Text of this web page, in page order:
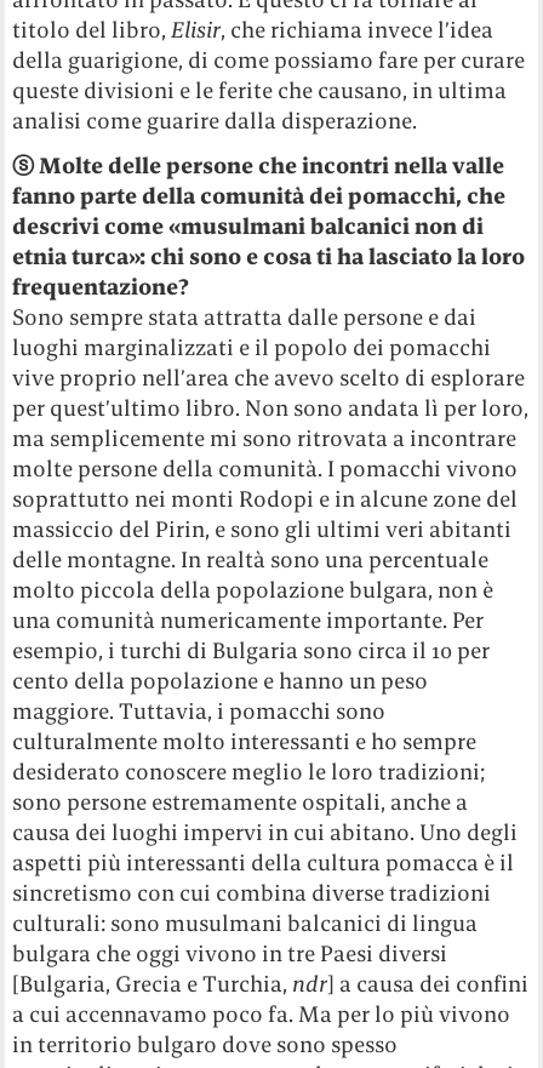
titolo del libro,Elisir, che richiama invece l’idea
della guarigione, di come possiamo fare per curare
queste divisioni e le ferite che causano, in ultima
analisi come guarire dalla disperazione.
ⓢMolte delle persone che incontri nella valle
fanno parte della comunità dei pomacchi, che
descrivi come «musulmani balcanici non di
etnia turca»: chi sono e cosa ti ha lasciato la loro
frequentazione?
Sono sempre stata attratta dalle persone e dai
luoghi marginalizzati e il popolo dei pomacchi
vive proprio nell’area che avevo scelto di esplorare
per quest’ultimo libro. Non sono andata lì per loro,
ma semplicemente mi sono ritrovata a incontrare
molte persone della comunità. I pomacchi vivono
soprattutto nei monti Rodopi e in alcune zone del
massiccio del Pirin, e sono gli ultimi veri abitanti
delle montagne. In realtà sono una percentuale
molto piccola della popolazione bulgara, non è
una comunità numericamente importante. Per
esempio, i turchi di Bulgaria sono circa il 10 per
cento della popolazione e hanno un peso
maggiore. Tuttavia, i pomacchi sono
culturalmente molto interessanti e ho sempre
desiderato conoscere meglio le loro tradizioni;
sono persone estremamente ospitali, anche a
causa dei luoghi impervi in cui abitano. Uno degli
aspetti più interessanti della cultura pomacca è il
sincretismo con cui combina diverse tradizioni
culturali: sono musulmani balcanici di lingua
bulgara che oggi vivono in tre Paesi diversi
[Bulgaria, Grecia e Turchia, ndr] a causa dei confini
a cui accennavamo poco fa. Ma per lo più vivono
in territorio bulgaro dove sono spesso